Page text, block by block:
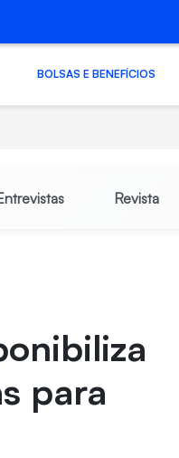
BOLSAS E BENEFÍCIOS
Revista
para